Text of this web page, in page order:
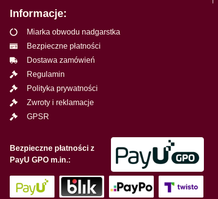
Informacje:
Miarka obwodu nadgarstka
Bezpieczne płatności
Dostawa zamówień
Regulamin
Polityka prywatności
Zwroty i reklamacje
GPSR
Bezpieczne płatności z
PayU GPO m.in.: